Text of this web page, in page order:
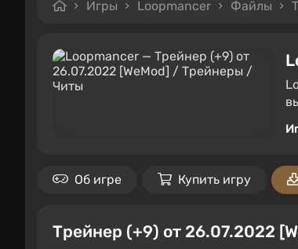
Игры Loopmancer Файлы
Об игре Купить игру
Трейнер (+9) от 26.07.2022